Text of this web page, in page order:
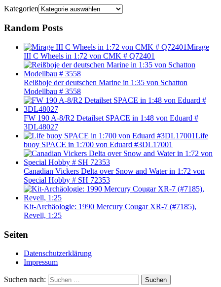
Kategorien
Random Posts
Mirage
III C Wheels in 1:72 von CMK # Q72401
Reißboje der deutschen Marine in 1:35 von Schatton
Modellbau # 3558
FW 190 A-8/R2 Detailset SPACE in 1:48 von Eduard #
3DL48027
Life
buoy SPACE in 1:700 von Eduard #3DL17001
Canadian Vickers Delta over Snow and Water in 1:72 von
Special Hobby # SH 72353
Kit-Archäologie: 1990 Mercury Cougar XR-7 (#7185),
Revell, 1:25
Seiten
Datenschutzerklärung
Impressum
Suchen nach: Suchen